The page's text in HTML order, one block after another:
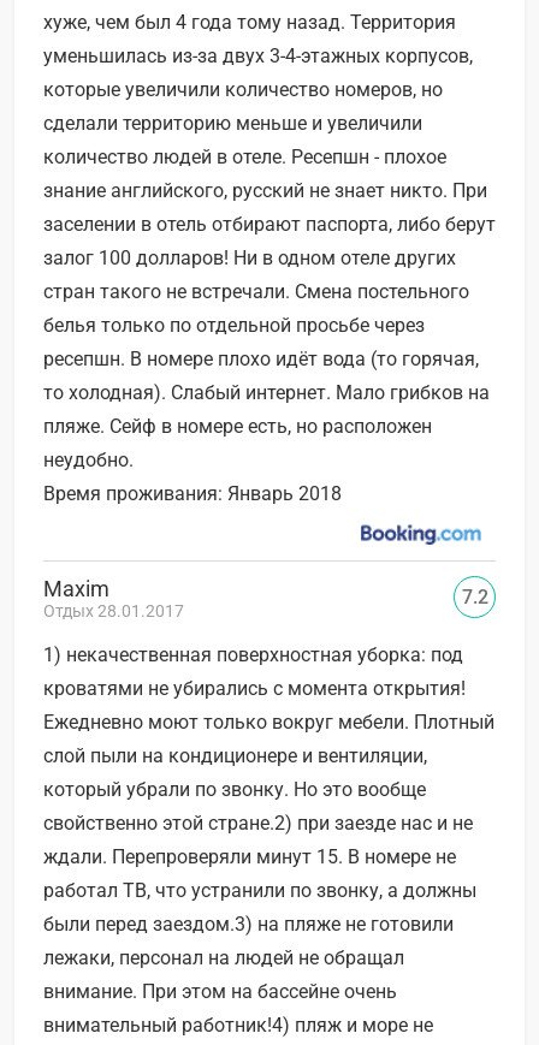
хуже, чем был 4 года тому назад. Территория
уменьшилась из-за двух 3-4-этажных корпусов,
которые увеличили количество номеров, но
сделали территорию меньше и увеличили
количество людей в отеле. Ресепшн - плохое
знание английского, русский не знает никто. При
заселении в отель отбирают паспорта, либо берут
залог 100 долларов! Ни в одном отеле других
стран такого не встречали. Смена постельного
белья только по отдельной просьбе через
ресепшн. В номере плохо идёт вода (то горячая,
то холодная). Слабый интернет. Мало грибков на
пляже. Сейф в номере есть, но расположен
неудобно.
Время проживания: Январь 2018
Maxim
Отдых 28.01.2017
1) некачественная поверхностная уборка: под
кроватями не убирались с момента открытия!
Ежедневно моют только вокруг мебели. Плотный
слой пыли на кондиционере и вентиляции,
который убрали по звонку. Но это вообще
свойственно этой стране.2) при заезде нас и не
ждали. Перепроверяли минут 15. В номере не
работал ТВ, что устранили по звонку, а должны
были перед заездом.3) на пляже не готовили
лежаки, персонал на людей не обращал
внимание. При этом на бассейне очень
внимательный работник!4) пляж и море не
7.2